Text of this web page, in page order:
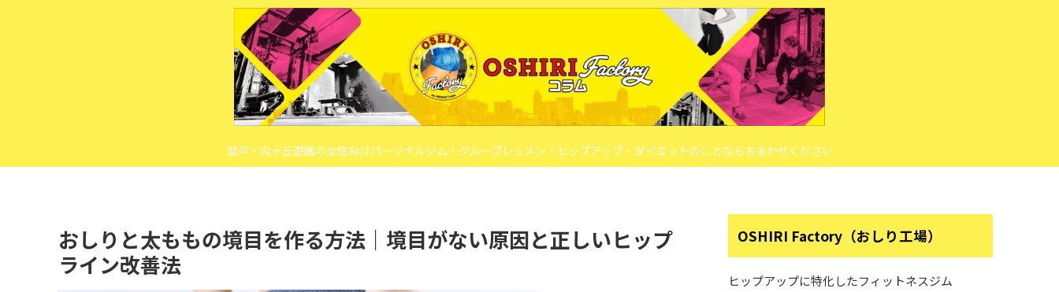
登戸・向ヶ丘遊園の女性向けパーソナルジム・グループレッスン｜ヒップアップ・ダイエットのことならおまかせください
おしりと太ももの境目を作る方法｜境目がない原因と正しいヒップ
ライン改善法
OSHIRI Factory（おしり工場）
ヒップアップに特化したフィットネスジム